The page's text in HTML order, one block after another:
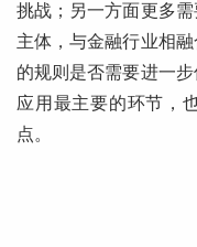
挑战；另一方面更多
主体，与金融行业相
的规则是否需要进一
应用最主要的环节，
点。